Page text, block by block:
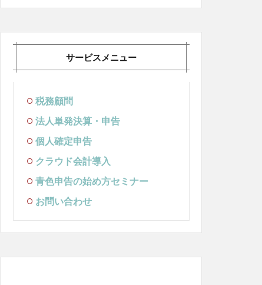
サービスメニュー
税務顧問
法人単発決算・申告
個人確定申告
クラウド会計導入
青色申告の始め方セミナー
お問い合わせ